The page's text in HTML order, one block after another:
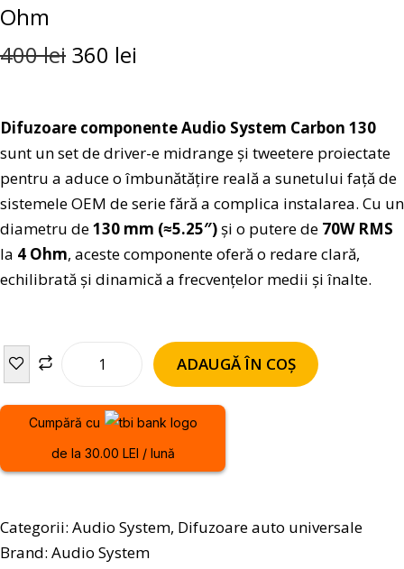
Ohm
400lei 360 lei
Difuzoare componente Audio System Carbon 130
sunt un set de driver-e midrange și tweetere proiectate
pentru a aduce o îmbunătățire reală a sunetului față de
sistemele OEM de serie fără a complica instalarea. Cu un
diametru de130 mm (≈5.25″) și o putere de 70W RMS
la 4 Ohm, aceste componente oferă o redare clară,
echilibrată și dinamică a frecvențelor medii și înalte.
ADAUGĂ ÎN COȘ
Cumpără cu
de la 30.00 LEI / lună
Categorii: Audio System, Difuzoare auto universale
Brand: Audio System